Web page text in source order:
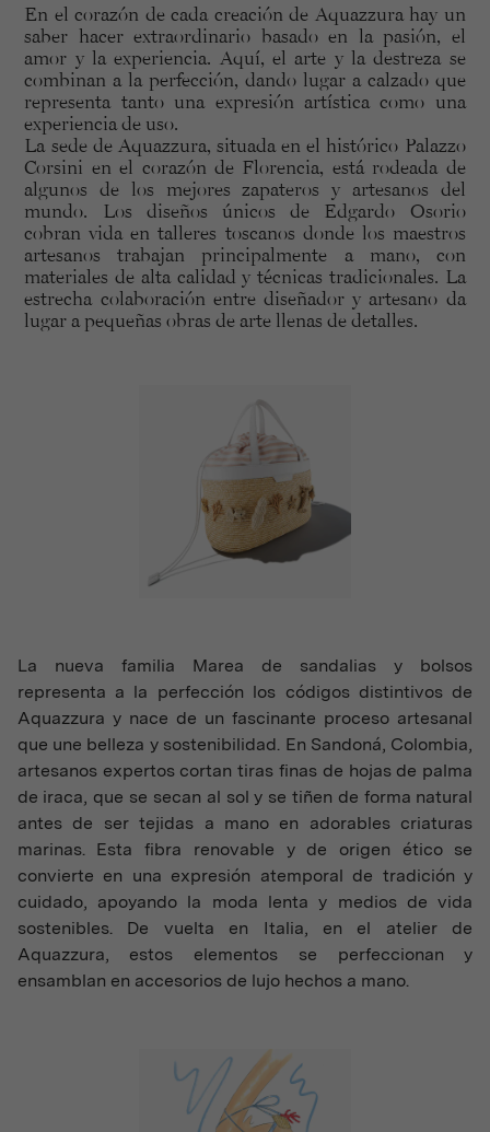
En el corazón de cada creación de Aquazzura hay un
saber hacer extraordinario basado en la pasión, el
amor y la experiencia. Aquí, el arte y la destreza se
combinan a la perfección, dando lugar a calzado que
representa tanto una expresión artística como una
experiencia de uso.
La sede de Aquazzura, situada en el histórico Palazzo
Corsini en el corazón de Florencia, está rodeada de
algunos de los mejores zapateros y artesanos del
mundo. Los diseños únicos de Edgardo Osorio
cobran vida en talleres toscanos donde los maestros
artesanos trabajan principalmente a mano, con
materiales de alta calidad y técnicas tradicionales. La
estrecha colaboración entre diseñador y artesano da
lugar a pequeñas obras de arte llenas de detalles.
La nueva familia Marea de sandalias y bolsos
representa a la perfección los códigos distintivos de
Aquazzura y nace de un fascinante proceso artesanal
que une belleza y sostenibilidad. En Sandoná, Colombia,
artesanos expertos cortan tiras finas de hojas de palma
de iraca, que se secan al sol y se tiñen de forma natural
antes de ser tejidas a mano en adorables criaturas
marinas. Esta fibra renovable y de origen ético se
convierte en una expresión atemporal de tradición y
cuidado, apoyando la moda lenta y medios de vida
sostenibles. De vuelta en Italia, en el atelier de
Aquazzura, estos elementos se perfeccionan y
ensamblan en accesorios de lujo hechos a mano.